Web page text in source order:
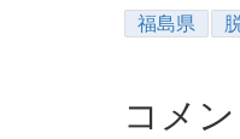
福島県
コメ